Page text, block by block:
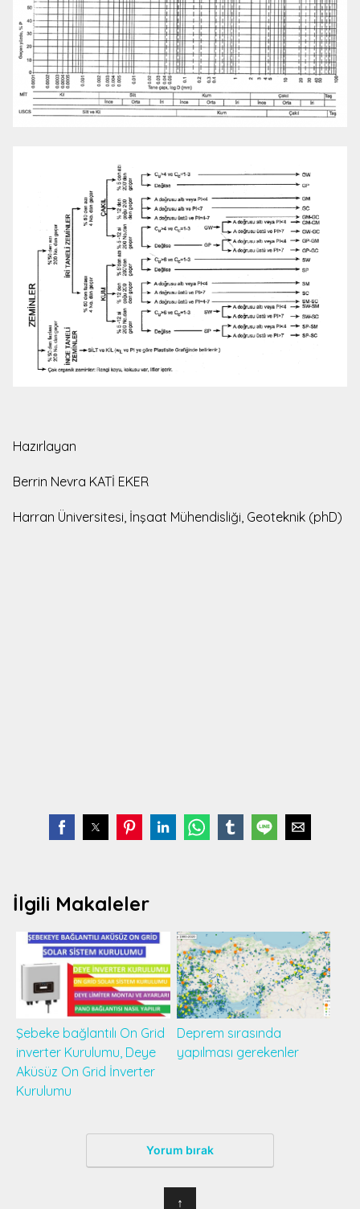
Hazırlayan
Berrin Nevra KATİ EKER
Harran Üniversitesi, İnşaat Mühendisliği, Geoteknik (phD)
İlgili Makaleler
Şebeke bağlantılı On Grid
inverter Kurulumu, Deye
Aküsüz On Grid İnverter
Kurulumu
Deprem sırasında
yapılması gerekenler
Yorum bırak
↑